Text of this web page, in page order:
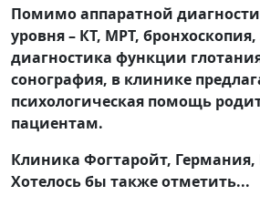
Помимо аппаратной
уровня – КТ, МРТ,
диагностика функции
сонография, в клинике
психологическая помощь
пациентам.
Клиника Фогтаройт, Германия,
Хотелось бы также отметить...